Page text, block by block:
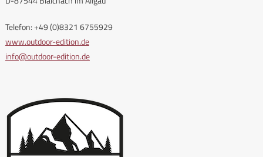
Telefon: +49 (0)8321 6755929
www.outdoor-edition.de
info@outdoor-edition.de